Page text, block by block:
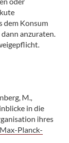
dem Konsum
anzuraten.
M.,
in die
ihres
Planck-